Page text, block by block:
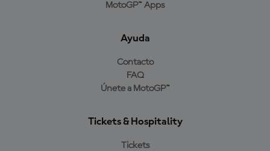
MotoGP™ Apps
Ayuda
Contacto
FAQ
Únete a MotoGP™
Tickets & Hospitality
Tickets